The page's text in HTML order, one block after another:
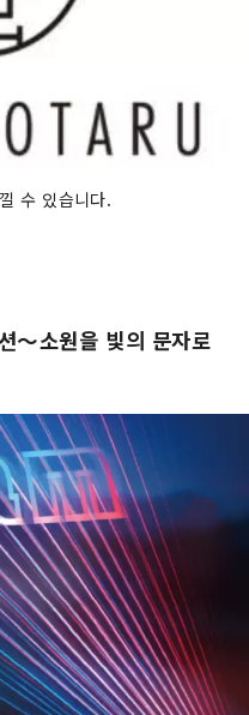
수 있습니다.
～소원을 빛의 문자로